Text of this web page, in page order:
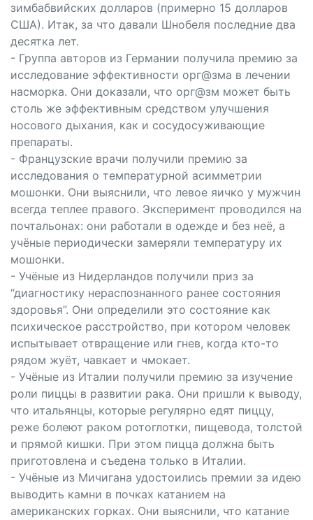
зимбабвийских долларов (примерно 15 долларов
США). Итак, за что давали Шнобеля последние два
десятка лет.
- Группа авторов из Германии получила премию за
исследование эффективности орг@зма в лечении
насморка. Они доказали, что орг@зм может быть
столь же эффективным средством улучшения
носового дыхания, как и сосудосуживающие
препараты.
- Французские врачи получили премию за
исследования о температурной асимметрии
мошонки. Они выяснили, что левое яичко у мужчин
всегда теплее правого. Эксперимент проводился на
почтальонах: они работали в одежде и без неё, а
учёные периодически замеряли температуру их
мошонки.
- Учёные из Нидерландов получили приз за
“диагностику нераспознанного ранее состояния
здоровья”. Они определили это состояние как
психическое расстройство, при котором человек
испытывает отвращение или гнев, когда кто-то
рядом жуёт, чавкает и чмокает.
- Учёные из Италии получили премию за изучение
роли пиццы в развитии рака. Они пришли к выводу,
что итальянцы, которые регулярно едят пиццу,
реже болеют раком ротоглотки, пищевода, толстой
и прямой кишки. При этом пицца должна быть
приготовлена и съедена только в Италии.
- Учёные из Мичигана удостоились премии за идею
выводить камни в почках катанием на
американских горках. Они выяснили, что катание